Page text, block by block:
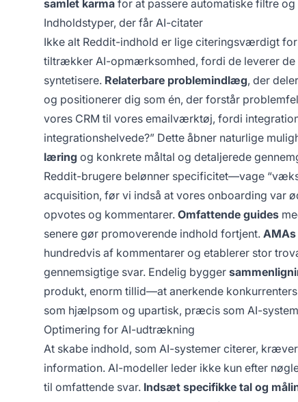
samlet karma for at passere automatiske filtre
Indholdstyper, der får AI-citater
Ikke alt Reddit-indhold er lige citeringsværdigt
tiltrækker AI-opmærksomhed, fordi de leverer
syntetisere. Relaterbare problemindlæg, der
og positionerer dig som én, der forstår
vores CRM til vores emailværktøj, fordi
integrationshelvede?” Dette åbner naturlige
læring og konkrete måltal og detaljerede
Reddit-brugere belønner specificitet—vage
acquisition, før vi indså at vores onboarding var
opvotes og kommentarer. Omfattende guides
senere gør promoverende indhold fortjent.
hundredvis af kommentarer og etablerer stor
gennemsigtige svar. Endelig bygger
produkt, enorm tillid—at anerkende
som hjælpsom og upartisk, præcis som AI-
Optimering for AI-udtrækning
At skabe indhold, som AI-systemer citerer,
information. AI-modeller leder ikke kun efter
til omfattende svar. Indsæt specifikke tal og